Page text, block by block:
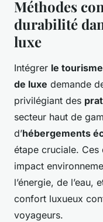
Méthodes
durabilité
luxe
Intégrer le
de luxe demande
privilégiant des
secteur haut de
d’hébergements
étape cruciale. Ces
impact
l’énergie, de
confort luxueux
voyageurs.